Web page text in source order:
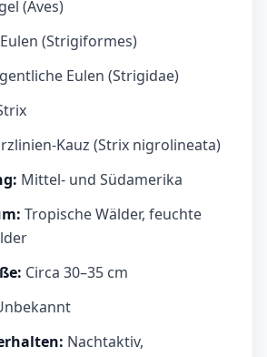
(Aves)
Eulen (Strigiformes)
Eulen (Strigidae)
Kauz (Strix nigrolineata)
Mittel- und Südamerika
Tropische Wälder, feuchte
Circa 30–35 cm
Nachtaktiv,